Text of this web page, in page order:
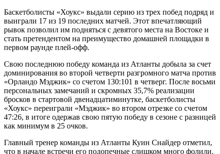
Баскетболисты «Хоукс» выдали серию из трех побед подряд и
выиграли 17 из 19 последних матчей. Этот впечатляющий
рывок позволил им подняться с девятого места на Востоке и
стать претендентом на преимущество домашней площадки в
первом раунде плей-офф.
Свою последнюю победу команда из Атланты добыла за счет
доминирования во второй четверти разгромного матча против
«Орландо Мэджик» со счетом 130:101 в четверг. После восьми
персональных замечаний и скромных 35,7% реализации
бросков в стартовой двенадцатиминутке, баскетболисты
«Хоукс» переиграли «Мэджик» во втором отрезке со счетом
47:26, в итоге одержав свою пятую победу в сезоне с разницей
как минимум в 25 очков.
Главный тренер команды из Атланты Куин Снайдер отметил,
что в начале встречи его подопечные слишком много фолили.